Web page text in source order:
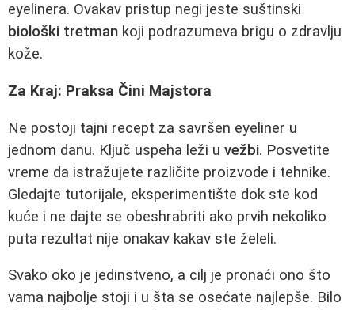
eyelinera. Ovakav pristup negi jeste suštinski
biološki tretman koji podrazumeva brigu o zdravlju
kože.
Za Kraj: Praksa Čini Majstora
Ne postoji tajni recept za savršen eyeliner u
jednom danu. Ključ uspeha leži u vežbi. Posvetite
vreme da istražujete različite proizvode i tehnike.
Gledajte tutorijale, eksperimentište dok ste kod
kuće i ne dajte se obeshrabriti ako prvih nekoliko
puta rezultat nije onakav kakav ste želeli.
Svako oko je jedinstveno, a cilj je pronaći ono što
vama najbolje stoji i u šta se osećate najlepše. Bilo